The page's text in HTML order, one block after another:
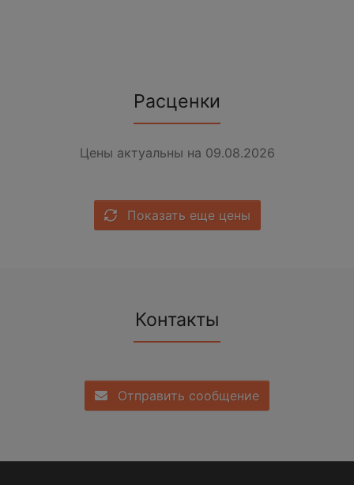
Расценки
Цены актуальны на 09.08.2026
Показать еще цены
Контакты
Отправить сообщение